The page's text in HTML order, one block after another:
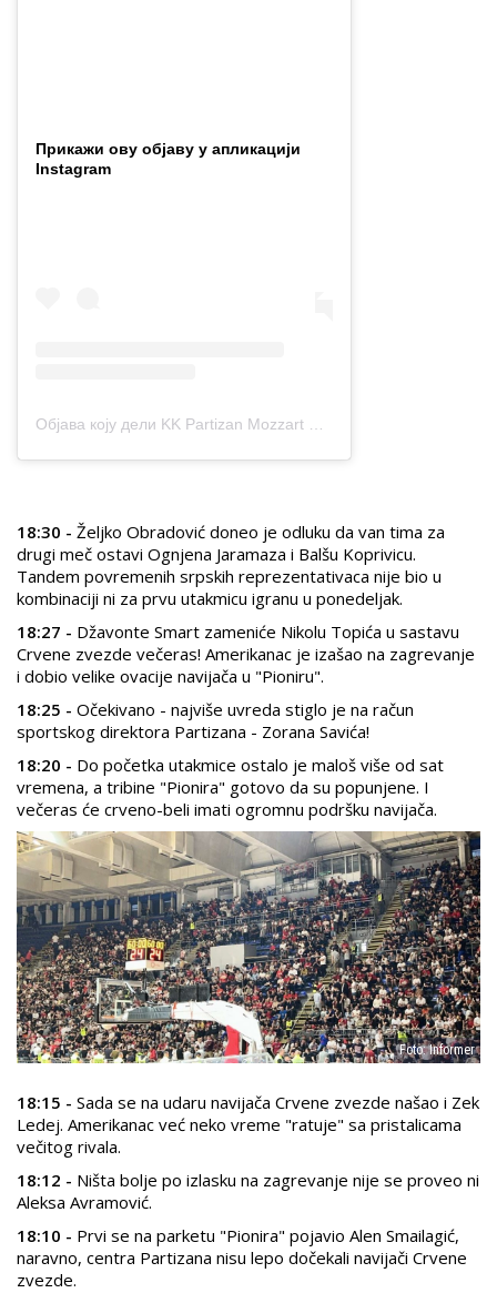
Прикажи ову објаву у апликацији
Instagram
Објава коју дели KK Partizan Mozzart Bet (@partizanbc)
18:30 - Željko Obradović doneo je odluku da van tima za
drugi meč ostavi Ognjena Jaramaza i Balšu Koprivicu.
Tandem povremenih srpskih reprezentativaca nije bio u
kombinaciji ni za prvu utakmicu igranu u ponedeljak.
18:27 - Džavonte Smart zameniće Nikolu Topića u sastavu
Crvene zvezde večeras! Amerikanac je izašao na zagrevanje
i dobio velike ovacije navijača u "Pioniru".
18:25 - Očekivano - najviše uvreda stiglo je na račun
sportskog direktora Partizana - Zorana Savića!
18:20 - Do početka utakmice ostalo je maloš više od sat
vremena, a tribine "Pionira" gotovo da su popunjene. I
večeras će crveno-beli imati ogromnu podršku navijača.
Foto: Informer
18:15 - Sada se na udaru navijača Crvene zvezde našao i Zek
Ledej. Amerikanac već neko vreme "ratuje" sa pristalicama
večitog rivala.
18:12 - Ništa bolje po izlasku na zagrevanje nije se proveo ni
Aleksa Avramović.
18:10 - Prvi se na parketu "Pionira" pojavio Alen Smailagić,
naravno, centra Partizana nisu lepo dočekali navijači Crvene
zvezde.